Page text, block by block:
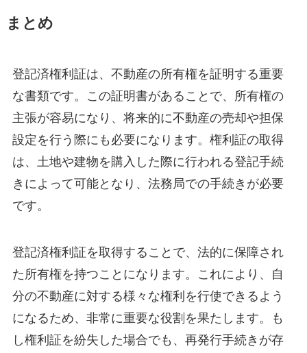
まとめ
登記済権利証は、不動産の所有権を証明する重要
な書類です。この証明書があることで、所有権の
主張が容易になり、将来的に不動産の売却や担保
設定を行う際にも必要になります。権利証の取得
は、土地や建物を購入した際に行われる登記手続
きによって可能となり、法務局での手続きが必要
です。
登記済権利証を取得することで、法的に保障され
た所有権を持つことになります。これにより、自
分の不動産に対する様々な権利を行使できるよう
になるため、非常に重要な役割を果たします。も
し権利証を紛失した場合でも、再発行手続きが存